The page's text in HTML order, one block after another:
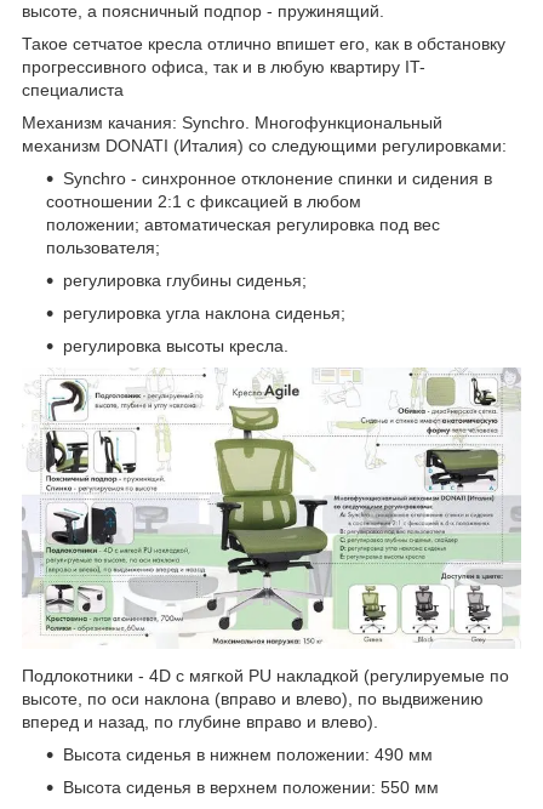
высоте, а поясничный подпор - пружинящий.
Такое сетчатое кресла отлично впишет его, как в обстановку
прогрессивного офиса, так и в любую квартиру IT-
специалиста
Механизм качания: Synchro. Многофункциональный
механизм DONATI (Италия) со следующими регулировками:
Synchro - синхронное отклонение спинки и сидения в
соотношении 2:1 с фиксацией в любом
положении; автоматическая регулировка под вес
пользователя;
регулировка глубины сиденья;
регулировка угла наклона сиденья;
регулировка высоты кресла.
Подлокотники - 4D с мягкой PU накладкой (регулируемые по
высоте, по оси наклона (вправо и влево), по выдвижению
вперед и назад, по глубине вправо и влево).
Высота сиденья в нижнем положении: 490 мм
Высота сиденья в верхнем положении: 550 мм